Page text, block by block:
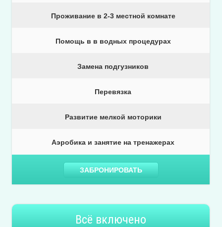
Проживание в 2-3 местной комнате
Помощь в в водных процедурах
Замена подгузников
Перевязка
Развитие мелкой моторики
Аэробика и занятие на тренажерах
ЗАБРОНИРОВАТЬ
Всё включено